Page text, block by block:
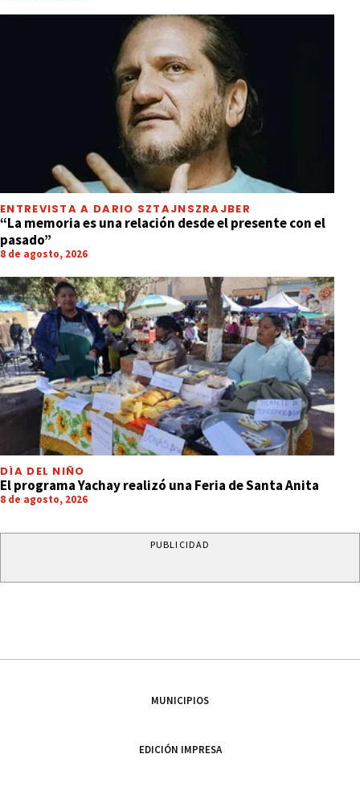
ENTREVISTA A DARIO SZTAJNSZRAJBER
“La memoria es una relación desde el presente con el
pasado”
8 de agosto, 2026
DÍA DEL NIÑO
El programa Yachay realizó una Feria de Santa Anita
8 de agosto, 2026
PUBLICIDAD
MUNICIPIOS
EDICIÓN IMPRESA